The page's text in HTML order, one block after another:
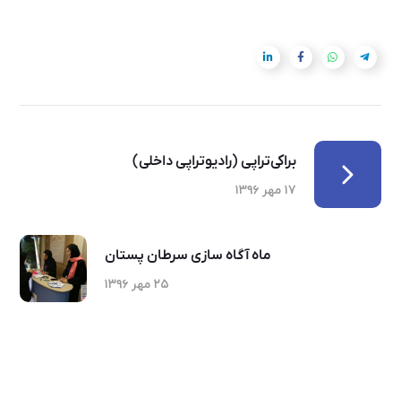
براکی‌تراپی (رادیوتراپی داخلی)
۱۷ مهر ۱۳۹۶
ماه آگاه­ سازی سرطان پستان
۲۵ مهر ۱۳۹۶